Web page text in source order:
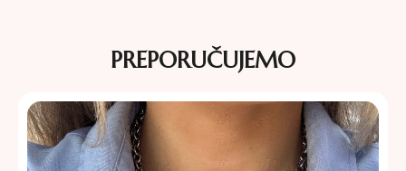
PREPORUČUJEMO